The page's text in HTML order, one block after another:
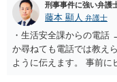
刑事事件に強い弁護
藤本 顯人 弁護士
・生活安全課からの電
か尋ねても電話では教え
ように伝えます。 事前に